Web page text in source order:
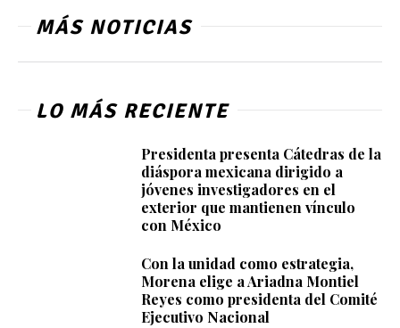
MÁS NOTICIAS
LO MÁS RECIENTE
Presidenta presenta Cátedras de la
diáspora mexicana dirigido a
jóvenes investigadores en el
exterior que mantienen vínculo
con México
Con la unidad como estrategia,
Morena elige a Ariadna Montiel
Reyes como presidenta del Comité
Ejecutivo Nacional